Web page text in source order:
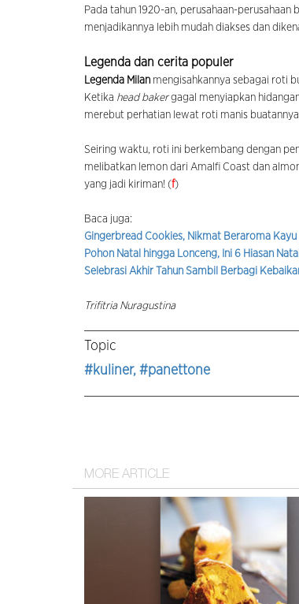
Pada tahun 1920-an, perusahaan-perusahaan
menjadikannya lebih mudah diakses dan
Legenda dan cerita populer
Legenda Milan mengisahkannya sebagai roti
Ketika head bakergagal menyiapkan
merebut perhatian lewat roti manis
Seiring waktu, roti ini berkembang dengan
melibatkan lemon dari Amalfi Coast dan
yang jadi kiriman! (f)
Baca juga:
Gingerbread Cookies, Nikmat Beraroma Kayu
Pohon Natal hingga Lonceng, Ini 6 Hiasan
Selebrasi Akhir Tahun Sambil Berbagi
Trifitria Nuragustina
Topic
#kuliner, #panettone
MORE ARTICLE